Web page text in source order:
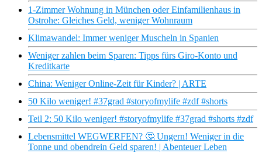
1-Zimmer Wohnung in München oder Einfamilienhaus in
Ostrohe: Gleiches Geld, weniger Wohnraum
Klimawandel: Immer weniger Muscheln in Spanien
Weniger zahlen beim Sparen: Tipps fürs Giro-Konto und
Kreditkarte
China: Weniger Online-Zeit für Kinder? | ARTE
50 Kilo weniger! #37grad #storyofmylife #zdf #shorts
Teil 2: 50 Kilo weniger! #storyofmylife #37grad #shorts #zdf
Lebensmittel WEGWERFEN? 🤔 Ungern! Weniger in die
Tonne und obendrein Geld sparen! | Abenteuer Leben